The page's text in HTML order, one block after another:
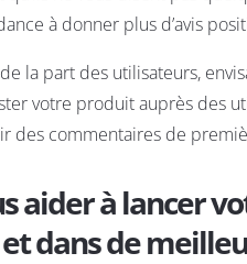
à donner plus d’avis
la part des utilisateurs,
votre produit auprès des
des commentaires de
aider à lancer
dans de